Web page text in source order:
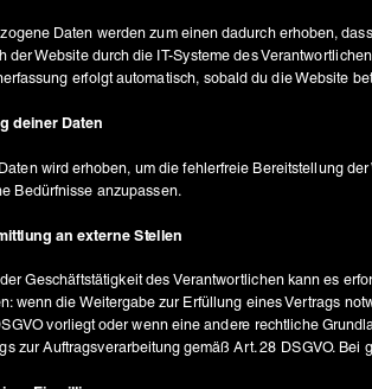
Daten werden zum einen dadurch erhoben,
der Website durch die IT-Systeme des
deiner Daten
wird erhoben, um die fehlerfreie Bereitstellung
und auf deine Bedürfnisse anzupassen.
an externe Stellen
Geschäftstätigkeit des Verantwortlichen kann es
wenn die Weitergabe zur Erfüllung eines Vertrags
vorliegt oder wenn eine andere rechtliche